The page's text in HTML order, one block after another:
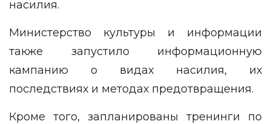
насилия.
Министерство культуры и информации
также запустило информационную
кампанию о видах насилия, их
последствиях и методах предотвращения.
Кроме того, запланированы тренинги по